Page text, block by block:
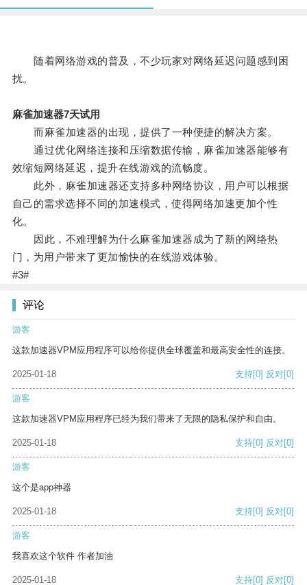
随着网络游戏的普及，不少玩家对网络延迟问题感到困
扰。
麻雀加速器7天试用
而麻雀加速器的出现，提供了一种便捷的解决方案。
通过优化网络连接和压缩数据传输，麻雀加速器能够有
效缩短网络延迟，提升在线游戏的流畅度。
此外，麻雀加速器还支持多种网络协议，用户可以根据
自己的需求选择不同的加速模式，使得网络加速更加个性
化。
因此，不难理解为什么麻雀加速器成为了新的网络热
门，为用户带来了更加愉快的在线游戏体验。
#3#
评论
游客
这款加速器VPM应用程序可以给你提供全球覆盖和最高安全性的连接。
2025-01-18 支持[0] 反对[0]
游客
这款加速器VPM应用程序已经为我们带来了无限的隐私保护和自由。
2025-01-18 支持[0] 反对[0]
游客
这个是app神器
2025-01-18 支持[0] 反对[0]
游客
我喜欢这个软件 作者加油
2025-01-18 支持[0] 反对[0]